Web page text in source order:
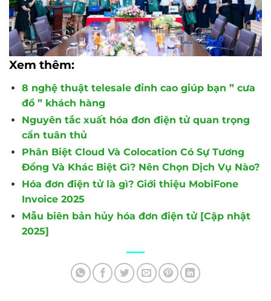
Xem thêm:
8 nghệ thuật telesale đỉnh cao giúp bạn ” cưa
đổ ” khách hàng
Nguyên tắc xuất hóa đơn điện tử quan trọng
cần tuân thủ
Phân Biệt Cloud Và Colocation Có Sự Tương
Đồng Và Khác Biệt Gì? Nên Chọn Dịch Vụ Nào?
Hóa đơn điện tử là gì? Giới thiệu MobiFone
Invoice 2025
Mẫu biên bản hủy hóa đơn điện tử [Cập nhật
2025]